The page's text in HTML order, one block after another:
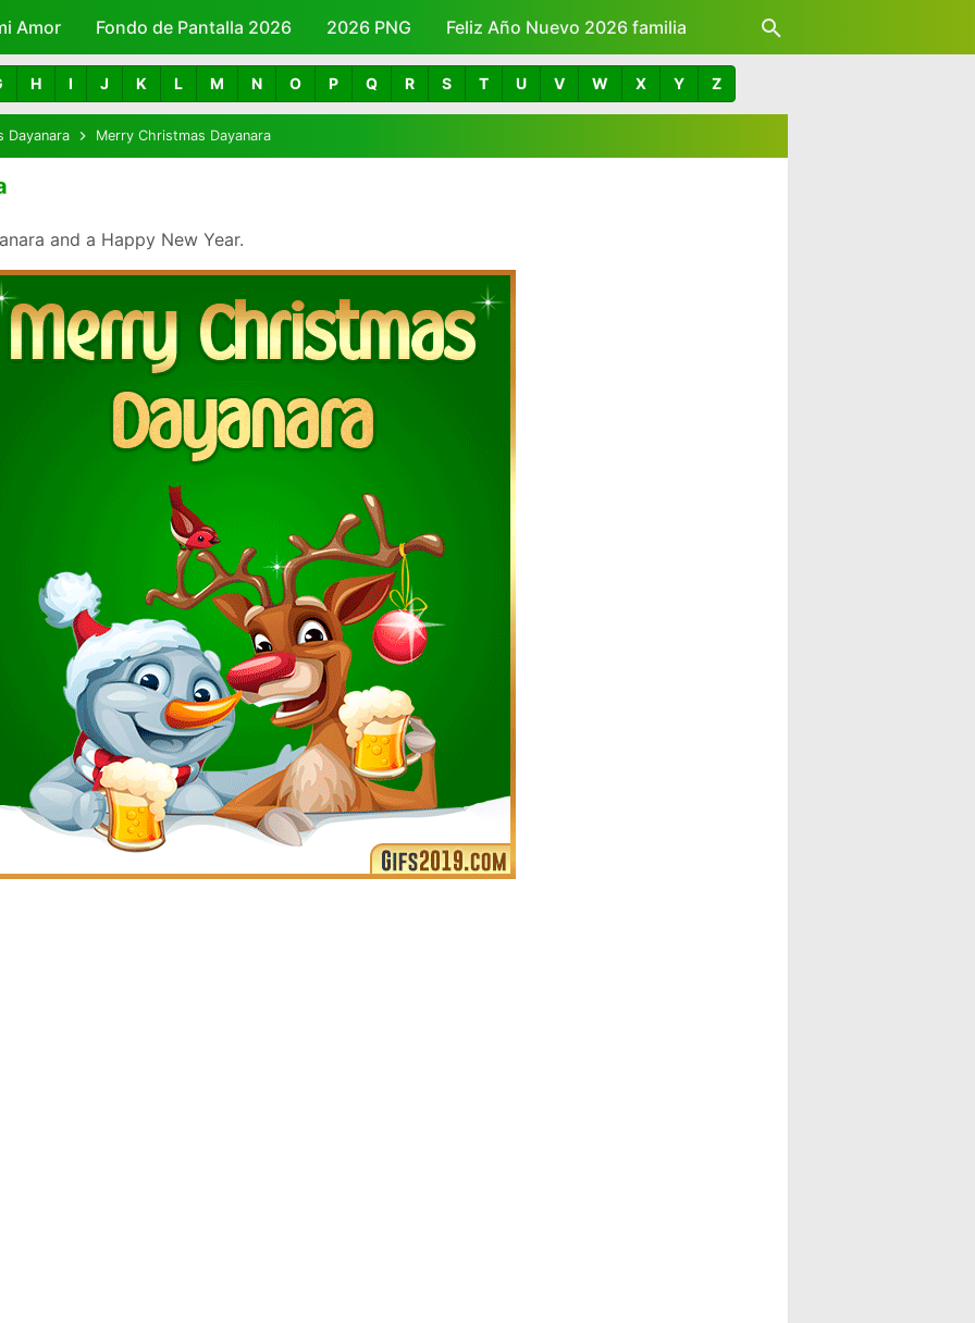
Skip to main content
Amor Fondo de Pantalla 2026 2026 PNG Feliz Año Nuevo 2026 familia
H I J K L M N O P Q R S T U V W X Y Z
Dayanara Merry Christmas Dayanara
and a Happy New Year.